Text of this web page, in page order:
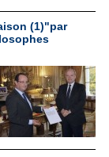
(1)"par